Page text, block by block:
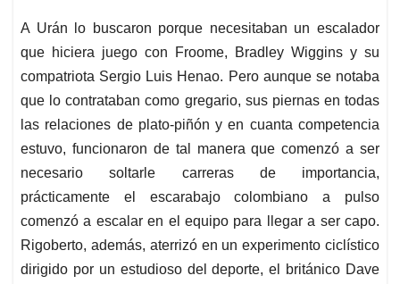
A Urán lo buscaron porque necesitaban un escalador
que hiciera juego con Froome, Bradley Wiggins y su
compatriota Sergio Luis Henao. Pero aunque se notaba
que lo contrataban como gregario, sus piernas en todas
las relaciones de plato-piñón y en cuanta competencia
estuvo, funcionaron de tal manera que comenzó a ser
necesario soltarle carreras de importancia,
prácticamente el escarabajo colombiano a pulso
comenzó a escalar en el equipo para llegar a ser capo.
Rigoberto, además, aterrizó en un experimento ciclístico
dirigido por un estudioso del deporte, el británico Dave